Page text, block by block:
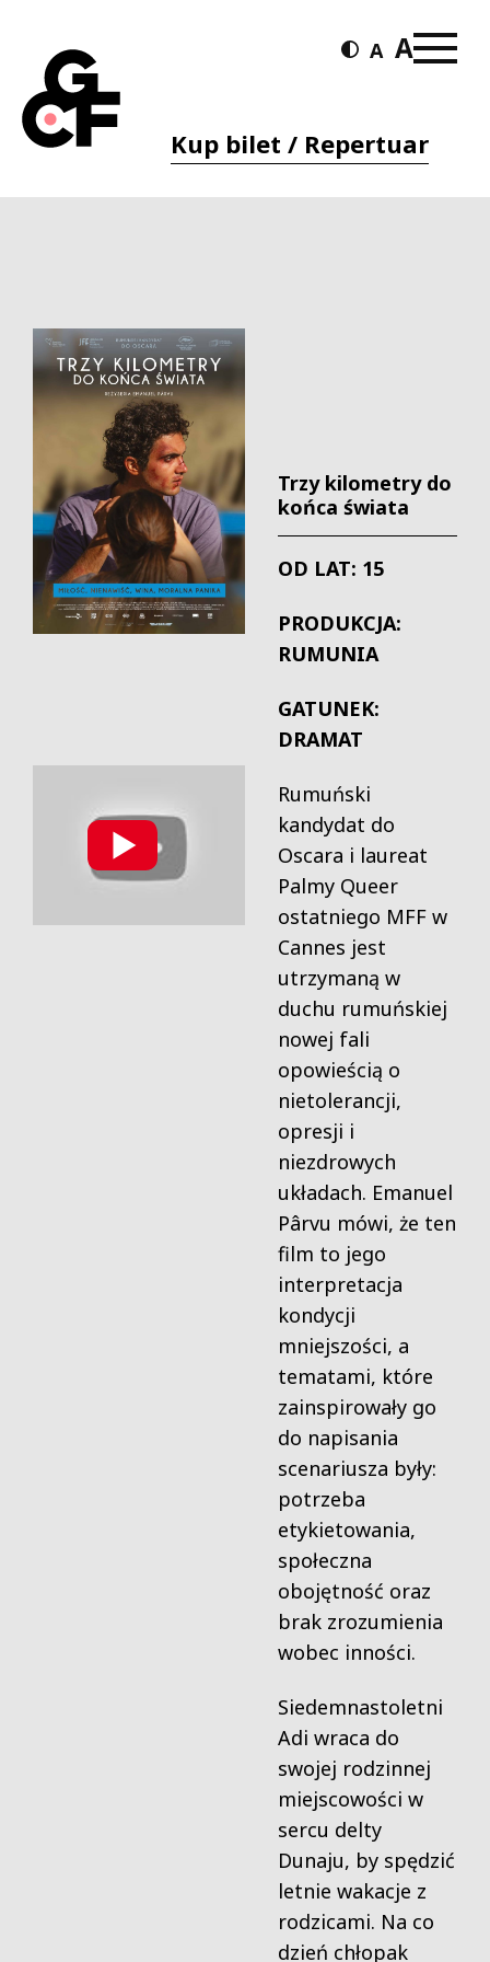
Kup bilet / Repertuar
Trzy kilometry do
końca świata
OD LAT: 15
PRODUKCJA:
RUMUNIA
GATUNEK:
DRAMAT
Rumuński
kandydat do
Oscara i laureat
Palmy Queer
ostatniego MFF w
Cannes jest
utrzymaną w
duchu rumuńskiej
nowej fali
opowieścią o
nietolerancji,
opresji i
niezdrowych
układach. Emanuel
Pârvu mówi, że ten
film to jego
interpretacja
kondycji
mniejszości, a
tematami, które
zainspirowały go
do napisania
scenariusza były:
potrzeba
etykietowania,
społeczna
obojętność oraz
brak zrozumienia
wobec inności.
Siedemnastoletni
Adi wraca do
swojej rodzinnej
miejscowości w
sercu delty
Dunaju, by spędzić
letnie wakacje z
rodzicami. Na co
dzień chłopak